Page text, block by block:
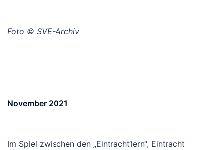
Foto © SVE-Archiv
November 2021
Im Spiel zwischen den „Eintracht‘lern“, Eintracht